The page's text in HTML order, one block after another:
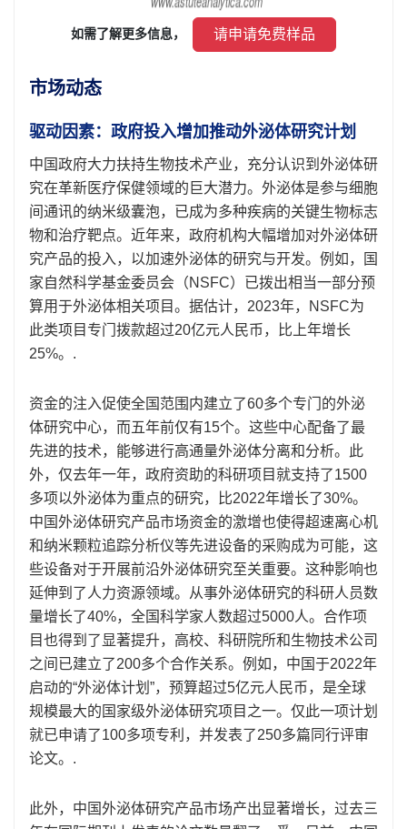
如需了解更多信息， 请申请免费样品
市场动态
驱动因素：政府投入增加推动外泌体研究计划
中国政府大力扶持生物技术产业，充分认识到外泌体研
究在革新医疗保健领域的巨大潜力。外泌体是参与细胞
间通讯的纳米级囊泡，已成为多种疾病的关键生物标志
物和治疗靶点。近年来，政府机构大幅增加对外泌体研
究产品的投入，以加速外泌体的研究与开发。例如，国
家自然科学基金委员会（NSFC）已拨出相当一部分预
算用于外泌体相关项目。据估计，2023年，NSFC为
此类项目专门拨款超过20亿元人民币，比上年增长
25%。.
资金的注入促使全国范围内建立了60多个专门的外泌
体研究中心，而五年前仅有15个。这些中心配备了最
先进的技术，能够进行高通量外泌体分离和分析。此
外，仅去年一年，政府资助的科研项目就支持了1500
多项以外泌体为重点的研究，比2022年增长了30%。
中国外泌体研究产品市场资金的激增也使得超速离心机
和纳米颗粒追踪分析仪等先进设备的采购成为可能，这
些设备对于开展前沿外泌体研究至关重要。这种影响也
延伸到了人力资源领域。从事外泌体研究的科研人员数
量增长了40%，全国科学家人数超过5000人。合作项
目也得到了显著提升，高校、科研院所和生物技术公司
之间已建立了200多个合作关系。例如，中国于2022年
启动的“外泌体计划”，预算超过5亿元人民币，是全球
规模最大的国家级外泌体研究项目之一。仅此一项计划
就已申请了100多项专利，并发表了250多篇同行评审
论文。.
此外，中国外泌体研究产品市场产出显著增长，过去三